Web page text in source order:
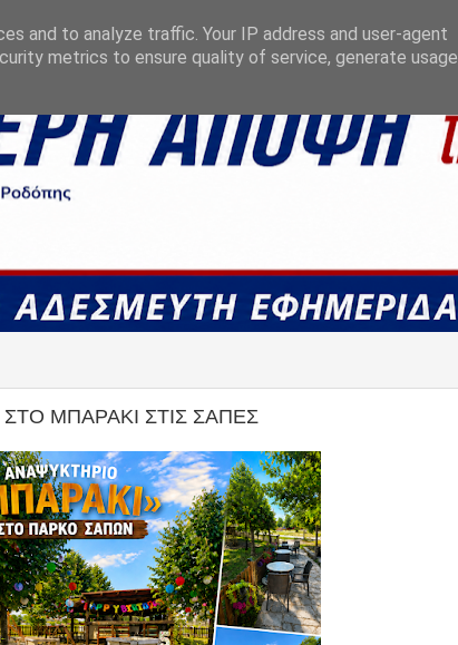
ΜΠΑΡΑΚΙ ΣΤΙΣ ΣΑΠΕΣ
and to analyze traffic. Your IP address and user-agent
metrics to ensure quality of service, generate usage